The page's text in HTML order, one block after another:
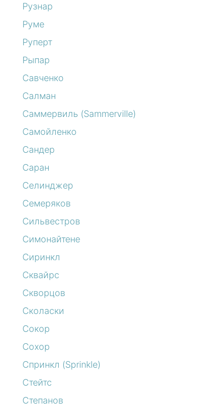
Рузнар
Руме
Руперт
Рыпар
Савченко
Салман
Саммервиль (Sammerville)
Самойленко
Сандер
Саран
Селинджер
Семеряков
Сильвестров
Симонайтене
Сиринкл
Сквайрс
Скворцов
Сколаски
Сокор
Сохор
Спринкл (Sprinkle)
Стейтс
Степанов